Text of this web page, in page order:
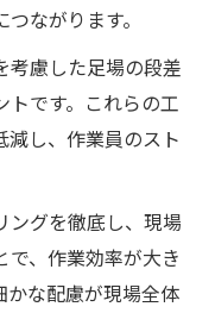
ながります。
考慮した足場の段差
です。これらの工
減し、作業員のスト
ングを徹底し、現場
で、作業効率が大き
かな配慮が現場全体